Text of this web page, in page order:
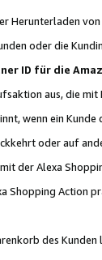
Herunterladen
oder die
ID für die
aus, die mit
wenn ein
oder auf
der Alexa
Shopping Action
des